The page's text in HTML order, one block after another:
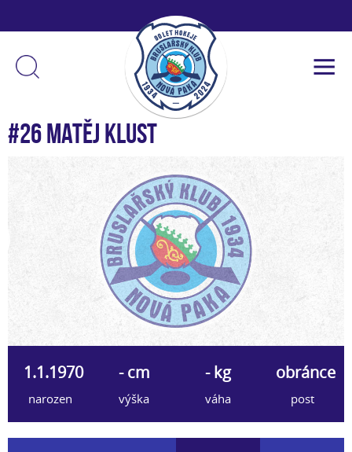
#26 Matěj Klust
1.1.1970
narozen
- cm
výška
- kg
váha
obránce
post